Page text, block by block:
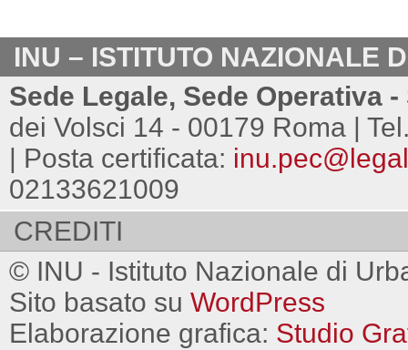
INU – ISTITUTO NAZIONALE
Sede Legale, Sede Operativa
dei Volsci 14 - 00179 Roma |
| Posta certificata:
02133621009
CREDITI
© INU - Istituto Nazionale di
Sito basato su WordPress
Elaborazione grafica: Studio